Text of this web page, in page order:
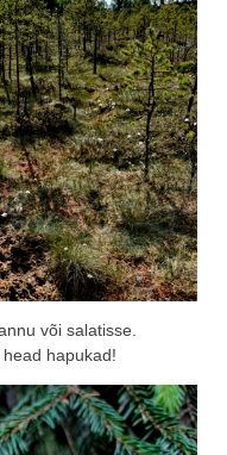
või salatisse.
hapukad!